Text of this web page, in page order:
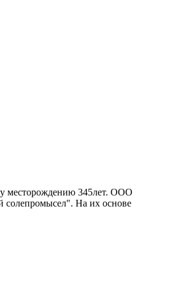
месторождению 345лет. ООО
На их основе